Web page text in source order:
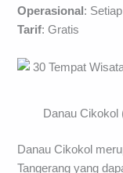
Operasional :
Tarif: Gratis
Danau Cikokol
Danau Cikokol
Tangerang yang